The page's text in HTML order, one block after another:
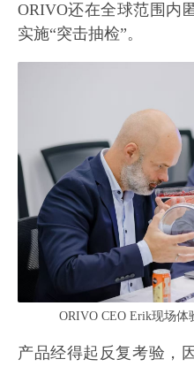
ORIVO还在全球范围内
实施“突击抽检”。
ORIVO CEO Erik现场
产品经得起反复考验，